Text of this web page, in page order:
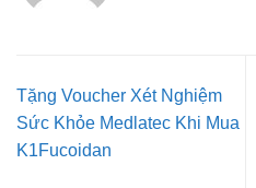
Tặng Voucher Xét Nghiệm
Sức Khỏe Medlatec Khi Mua
K1Fucoidan